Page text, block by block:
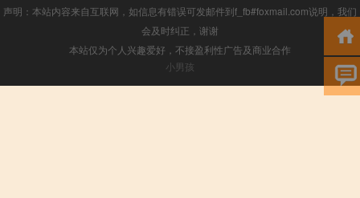
声明：本站内容来自互联网，如信息有错误可发邮件到f_fb#foxmail.com说明，我们
会及时纠正，谢谢
本站仅为个人兴趣爱好，不接盈利性广告及商业合作
小男孩